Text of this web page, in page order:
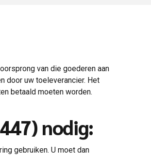
van die goederen aan
door uw toeleverancier. Het
betaald moeten worden.
nodig:
gebruiken. U moet dan